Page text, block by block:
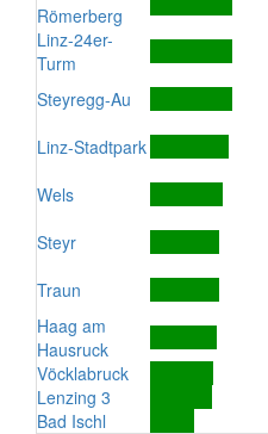
Römerberg
Linz-24er-
Turm
Steyregg-Au
Linz-Stadtpark
Wels
Steyr
Traun
Haag am
Hausruck
Vöcklabruck
Lenzing 3
Bad Ischl